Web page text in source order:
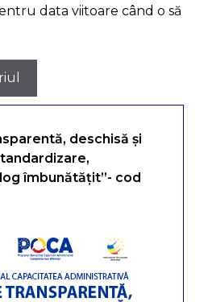
data viitoare când o să
deschisă și
îmbunătățit”- cod